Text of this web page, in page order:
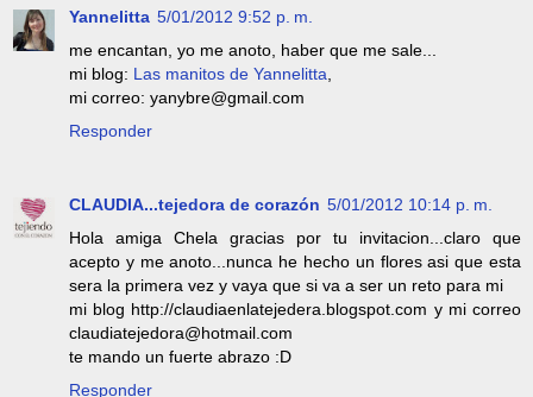
Yannelitta 5/01/2012 9:52 p. m.
me encantan, yo me anoto, haber que me sale...
mi blog: Las manitos de Yannelitta
mi correo: yanybre@gmail.com
Responder
CLAUDIA...tejedora de corazón 5/01/2012 10:14 p. m.
Hola amiga Chela gracias por tu invitacion...claro que
acepto y me anoto...nunca he hecho un flores asi que esta
sera la primera vez y vaya que si va a ser un reto para mi
mi blog http://claudiaenlatejedera.blogspot.com y mi correo
claudiatejedora@hotmail.com
te mando un fuerte abrazo :D
Responder